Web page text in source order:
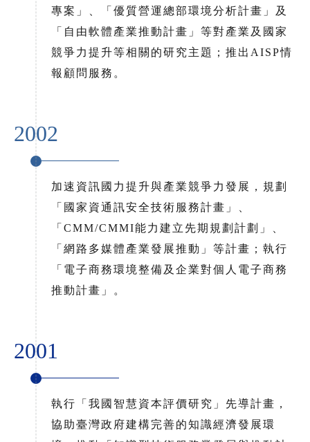
專案」、「優質營運總部環境分析計畫」及
「自由軟體產業推動計畫」等對產業及國家
競爭力提升等相關的研究主題；推出AISP情
報顧問服務。
2002
加速資訊國力提升與產業競爭力發展，規劃
「國家資通訊安全技術服務計畫」、
「CMM/CMMI能力建立先期規劃計劃」、
「網路多媒體產業發展推動」等計畫；執行
「電子商務環境整備及企業對個人電子商務
推動計畫」。
2001
執行「我國智慧資本評價研究」先導計畫，
協助臺灣政府建構完善的知識經濟發展環